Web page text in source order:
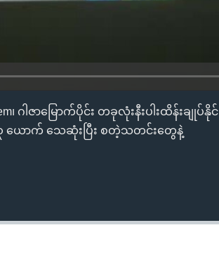
ဂါဇာမြောက်ပိုင်း တခုလုံးနီးပါးထိန်းချုပ်နိုင်
၃ ယောက် သေဆုံးပြီး စတဲ့သတင်းတွေနဲ့